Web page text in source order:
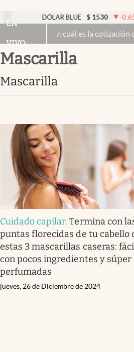
Otras secciones
Infotechnology
Eventos Corporativos
El Cronista Studio
Mediakit
abre en nueva pestaña
DÓLAR BLUE $ 1530 -0.65%
EN
VIVO
cuál es la cotización del jueves 6 de
mascarilla
mascarilla
Cuidado capilar.Termina con
puntas florecidas de tu cabello
estas 3 mascarillas caseras:
con pocos ingredientes y súper
perfumadas
jueves, 26 de Diciembre de 2024